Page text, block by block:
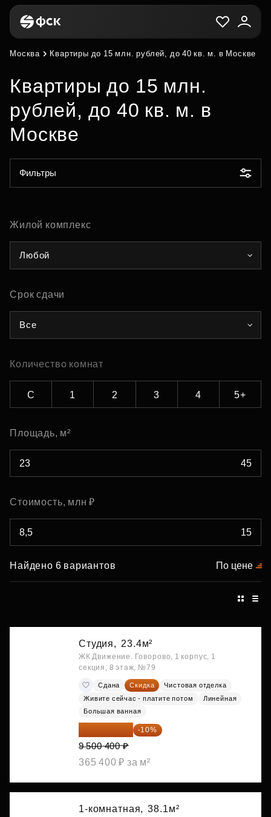
Москва Квартиры до 15 млн. рублей, до 40 кв. м. в Москве
Квартиры до 15 млн.
рублей, до 40 кв. м. в
Москве
Фильтры
Жилой комплекс
Любой
Срок сдачи
Все
Количество комнат
С 1 2 3 4 5+
Площадь, м²
Стоимость, млн ₽
Найдено 6 вариантов По цене
Студия, 23.4м²
ЖК Движение. Говорово, 1 корпус, 1
секция, 8 этаж, №79
Сдана Скидка
Чистовая отделка
Живите сейчас - платите потом
Линейная
Большая ванная
-10%
9 500 400 ₽
365 400 ₽ за м²
1-комнатная, 38.1м²